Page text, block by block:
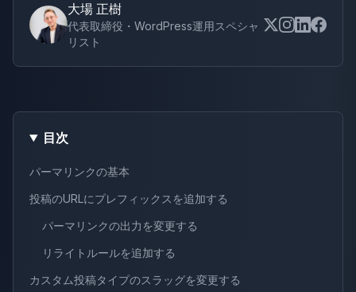
大場 正樹
代表取締役・WordPress運用スペシャ
リスト
目次
パーマリンクの基本
投稿のURLにプレフィックスを追加する
パーマリンクの出力を変更する
リライトルールを追加する
カスタム投稿タイプのスラッグを変更する